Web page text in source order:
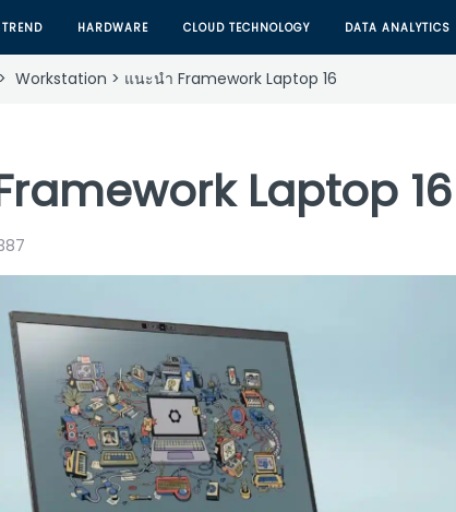
TREND HARDWARE CLOUD TECHNOLOGY DATA ANALYTICS
> Workstation > แนะนำ Framework Laptop 16
Laptop 16